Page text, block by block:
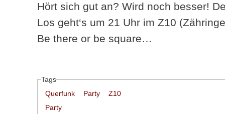
Hört sich gut an? Wird noch besser!
Los geht‘s um 21 Uhr im Z10
Be there or be square…
Tags
Querfunk
Party
Z10
Party